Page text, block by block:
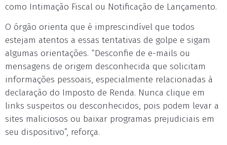
como Intimação Fiscal ou Notificação de Lançamento.
O órgão orienta que é imprescindível que todos
estejam atentos a essas tentativas de golpe e sigam
algumas orientações. “Desconfie de e-mails ou
mensagens de origem desconhecida que solicitam
informações pessoais, especialmente relacionadas à
declaração do Imposto de Renda. Nunca clique em
links suspeitos ou desconhecidos, pois podem levar a
sites maliciosos ou baixar programas prejudiciais em
seu dispositivo”, reforça.